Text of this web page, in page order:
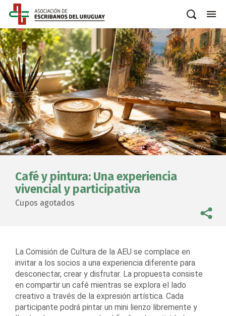
Café y pintura: Una experiencia
vivencial y participativa
Cupos agotados
La Comisión de Cultura de la AEU se complace en
invitar a los socios a una experiencia diferente para
desconectar, crear y disfrutar. La propuesta consiste
en compartir un café mientras se explora el lado
creativo a través de la expresión artística. Cada
participante podrá pintar un mini lienzo libremente y